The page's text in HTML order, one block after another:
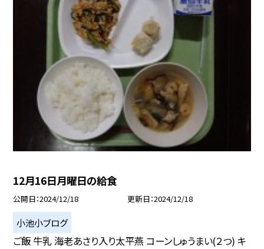
12月16日月曜日の給食
公開日 2024/12/18 更新日 2024/12/18
小池小ブログ
ご飯 牛乳 海老あさり入り太平燕 コーンしゅうまい(２つ) キ